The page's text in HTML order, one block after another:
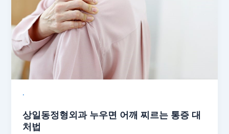
˙
상일동정형외과 누우면 어깨 찌르는 통증 대
처법